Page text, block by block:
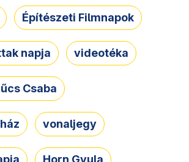
Építészeti Filmnapok
napja videotéka
Csaba
vonaljegy
Horn Gyula